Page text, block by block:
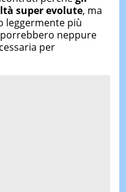
super evolute, ma
leggermente più
neppure
per